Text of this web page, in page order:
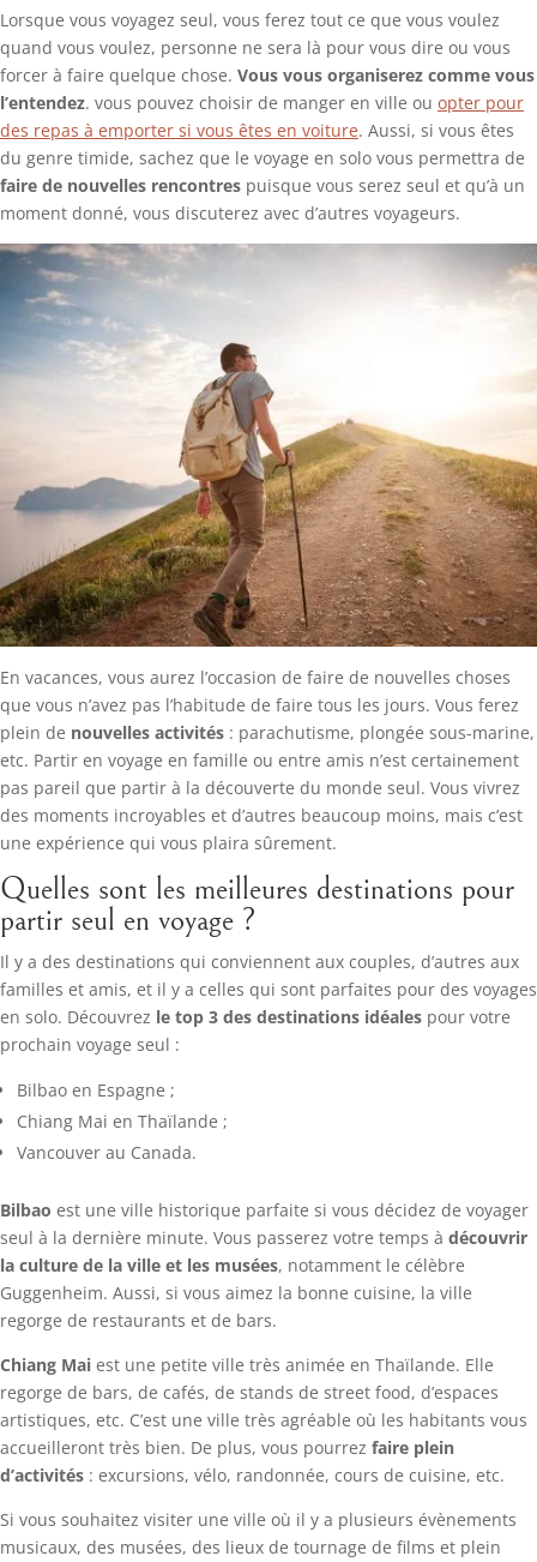
Lorsque vous voyagez seul, vous ferez tout ce que vous voulez
quand vous voulez, personne ne sera là pour vous dire ou vous
forcer à faire quelque chose. Vous vous organiserez comme vous
l’entendez. vous pouvez choisir de manger en ville ou opter pour
des repas à emporter si vous êtes en voiture. Aussi, si vous êtes
du genre timide, sachez que le voyage en solo vous permettra de
faire de nouvelles rencontres puisque vous serez seul et qu’à un
moment donné, vous discuterez avec d’autres voyageurs.
En vacances, vous aurez l’occasion de faire de nouvelles choses
que vous n’avez pas l’habitude de faire tous les jours. Vous ferez
plein de nouvelles activités : parachutisme, plongée sous-marine,
etc. Partir en voyage en famille ou entre amis n’est certainement
pas pareil que partir à la découverte du monde seul. Vous vivrez
des moments incroyables et d’autres beaucoup moins, mais c’est
une expérience qui vous plaira sûrement.
Quelles sont les meilleures destinations pour
partir seul en voyage ?
Il y a des destinations qui conviennent aux couples, d’autres aux
familles et amis, et il y a celles qui sont parfaites pour des voyages
en solo. Découvrez le top 3 des destinations idéales pour votre
prochain voyage seul :
Bilbao en Espagne ;
Chiang Mai en Thaïlande ;
Vancouver au Canada.
Bilbao est une ville historique parfaite si vous décidez de voyager
seul à la dernière minute. Vous passerez votre temps à découvrir
la culture de la ville et les musées, notamment le célèbre
Guggenheim. Aussi, si vous aimez la bonne cuisine, la ville
regorge de restaurants et de bars.
Chiang Mai est une petite ville très animée en Thaïlande. Elle
regorge de bars, de cafés, de stands de street food, d’espaces
artistiques, etc. C’est une ville très agréable où les habitants vous
accueilleront très bien. De plus, vous pourrez faire plein
d’activités : excursions, vélo, randonnée, cours de cuisine, etc.
Si vous souhaitez visiter une ville où il y a plusieurs évènements
musicaux, des musées, des lieux de tournage de films et plein